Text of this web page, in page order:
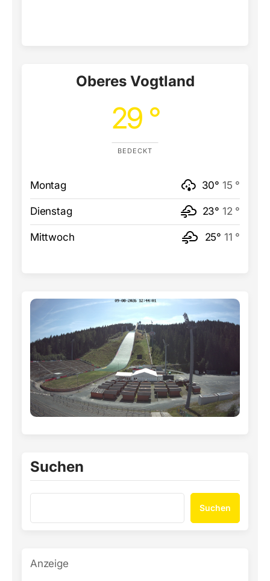
Oberes Vogtland
29 °
BEDECKT
Montag 30° 15 °
Dienstag 23° 12 °
Mittwoch 25° 11 °
Suchen
Suchen
Anzeige